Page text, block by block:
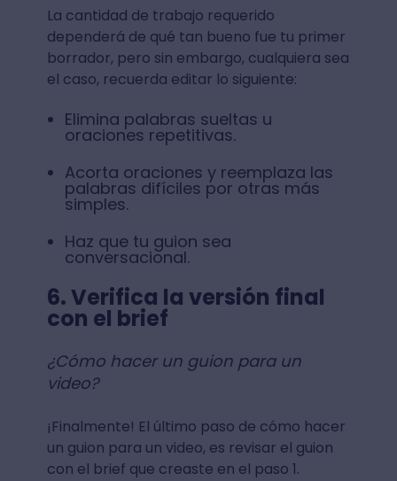
La cantidad de trabajo requerido
dependerá de qué tan bueno fue tu primer
borrador, pero sin embargo, cualquiera sea
el caso, recuerda editar lo siguiente:
Elimina palabras sueltas u
oraciones repetitivas.
Acorta oraciones y reemplaza las
palabras difíciles por otras más
simples.
Haz que tu guion sea
conversacional.
6. Verifica la versión final
con el brief
¿Cómo hacer un guion para un
video?
¡Finalmente! El último paso de cómo hacer
un guion para un video, es revisar el guion
con el brief que creaste en el paso 1.